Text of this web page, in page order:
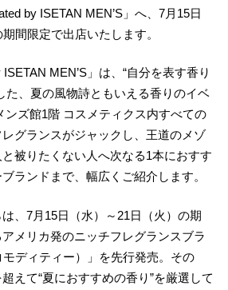
by ISETAN MEN’S」へ、7月15日
間限定で出店いたします。
ISETAN MEN’S」は、“自分を表す香り
た、夏の風物詩ともいえる香りのイベ
ンズ館1階 コスメティクス内すべての
グランスがジャックし、王道のメゾ
被りたくない人へ次なる1本におすす
ランドまで、幅広くご紹介します。
、7月15日（水）～21日（火）の期
メリカ発のニッチフレグランスブラ
ディティー）」を先行発売。その
えて“夏におすすめの香り”を厳選して